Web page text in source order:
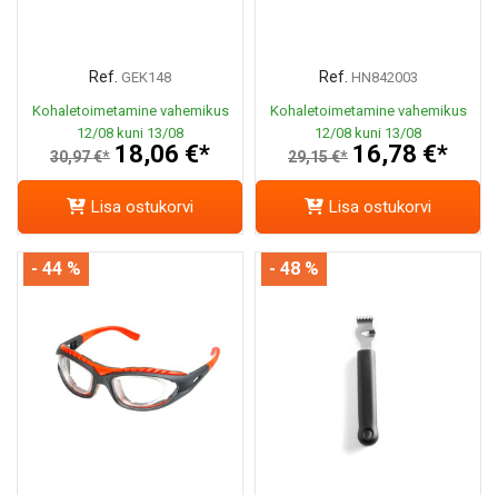
Ref. GEK148
Kohaletoimetamine vahemikus
12/08 kuni 13/08
30,97 €* 18,06 €*
Lisa ostukorvi
Ref. HN842003
Kohaletoimetamine vahemikus
12/08 kuni 13/08
29,15 €* 16,78 €*
Lisa ostukorvi
- 44 % - 48 %